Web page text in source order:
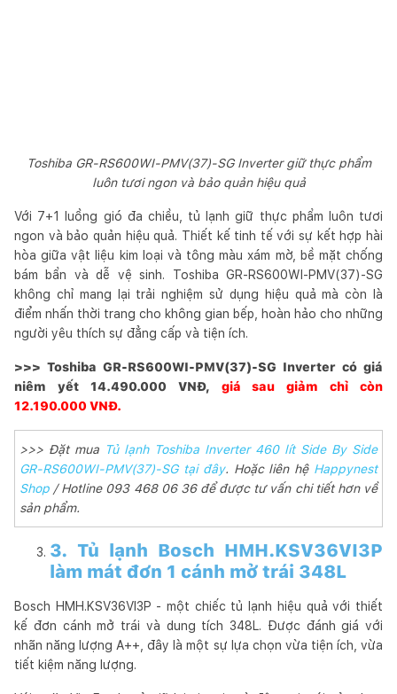
Toshiba GR-RS600WI-PMV(37)-SG Inverter giữ thực phẩm
luôn tươi ngon và bảo quản hiệu quả
Với 7+1 luồng gió đa chiều, tủ lạnh giữ thực phẩm luôn tươi
ngon và bảo quản hiệu quả. Thiết kế tinh tế với sự kết hợp hài
hòa giữa vật liệu kim loại và tông màu xám mờ, bề mặt chống
bám bẩn và dễ vệ sinh. Toshiba GR-RS600WI-PMV(37)-SG
không chỉ mang lại trải nghiệm sử dụng hiệu quả mà còn là
điểm nhấn thời trang cho không gian bếp, hoàn hảo cho những
người yêu thích sự đẳng cấp và tiện ích.
>>> Toshiba GR-RS600WI-PMV(37)-SG Inverter có giá
niêm yết 14.490.000 VNĐ, giá sau giảm chỉ còn
12.190.000 VNĐ.
>>> Đặt mua Tủ lạnh Toshiba Inverter 460 lít Side By Side
GR-RS600WI-PMV(37)-SG tại đây. Hoặc liên hệ Happynest
Shop / Hotline 093 468 06 36 để được tư vấn chi tiết hơn về
sản phẩm.
3. Tủ lạnh Bosch HMH.KSV36VI3P
làm mát đơn 1 cánh mở trái 348L
Bosch HMH.KSV36VI3P - một chiếc tủ lạnh hiệu quả với thiết
kế đơn cánh mở trái và dung tích 348L. Được đánh giá với
nhãn năng lượng A++, đây là một sự lựa chọn vừa tiện ích, vừa
tiết kiệm năng lượng.